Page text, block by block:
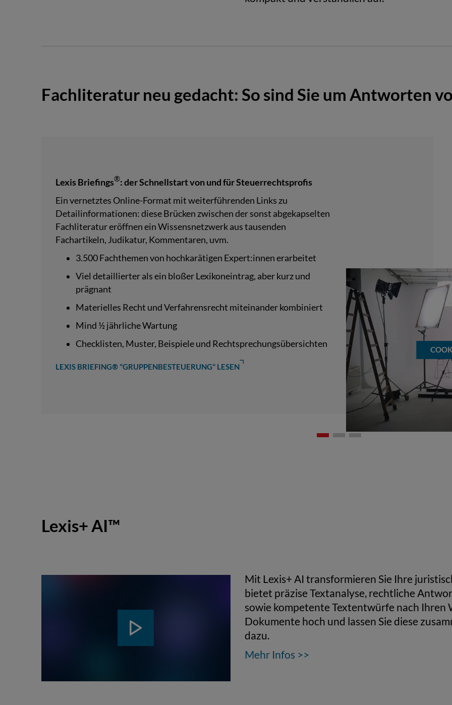
Fachliteratur neu gedacht: So sind Sie um Antworten
Lexis Briefings®: der Schnellstart von und für Steuerrechtsprofis
Ein vernetztes Online-Format mit weiterführenden Links zu
Detailinformationen: diese Brücken zwischen der sonst abgekapselten
Fachliteratur eröffnen ein Wissensnetzwerk aus tausenden
Fachartikeln, Judikatur, Kommentaren, uvm.
3.500 Fachthemen von hochkarätigen Expert:innen erarbeitet
Viel detaillierter als ein bloßer Lexikoneintrag, aber kurz und
prägnant
Materielles Recht und Verfahrensrecht miteinander kombiniert
Mind ½ jährliche Wartung
Checklisten, Muster, Beispiele und Rechtsprechungsübersichten
LEXIS BRIEFING® "GRUPPENBESTEUERUNG" LESEN
Lexis+ AI™
ABSPIELEN
Mit Lexis+ AI transformieren Sie Ihre
bietet präzise Textanalyse, rechtliche
sowie kompetente Textentwürfe nach Ihren
Dokumente hoch und lassen Sie diese
dazu.
Mehr Infos >>